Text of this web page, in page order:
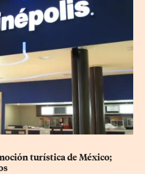
turística de México;